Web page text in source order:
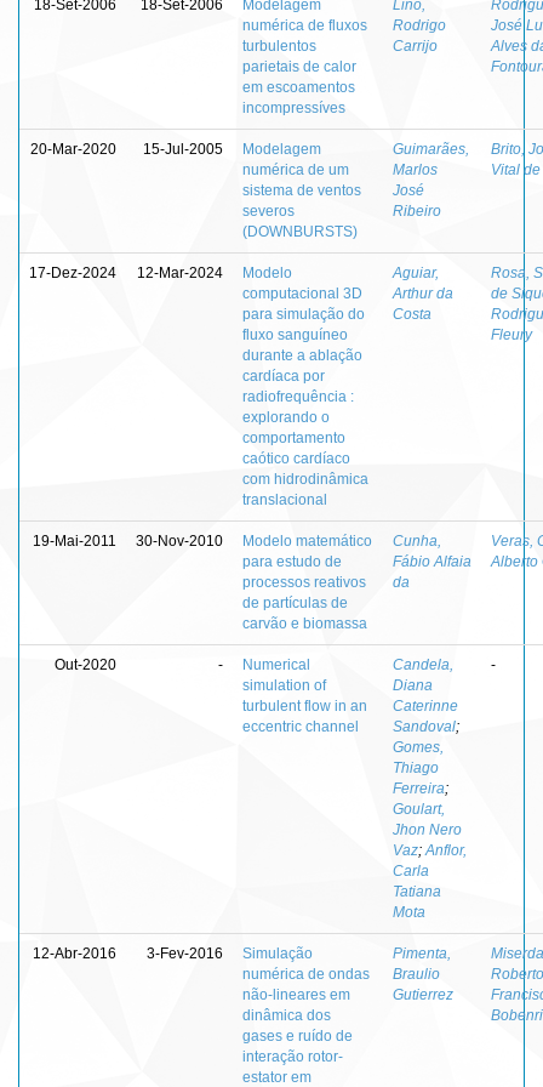
18-Set-2006 18-Set-2006
Modelagem
numérica de fluxos
turbulentos
parietais de calor
em escoamentos
incompressíves
Lino,
Rodrigo
Carrijo
José
Alves
20-Mar-2020 15-Jul-2005
Modelagem
numérica de um
sistema de ventos
severos
(DOWNBURSTS)
Guimarães,
Marlos
José
Ribeiro
Brito,
Vital de
17-Dez-2024 12-Mar-2024
Modelo
computacional 3D
para simulação do
fluxo sanguíneo
durante a ablação
cardíaca por
radiofrequência :
explorando o
comportamento
caótico cardíaco
com hidrodinâmica
translacional
Aguiar,
Arthur da
Costa
Rosa,
de
Fleury
19-Mai-2011 30-Nov-2010
Modelo matemático
para estudo de
processos reativos
de partículas de
carvão e biomassa
Cunha,
Fábio Alfaia
da
Veras,
Alberto
Out-2020 -
Numerical
simulation of
turbulent flow in an
eccentric channel
Candela,
Diana
Caterinne
Sandoval;
Gomes,
Thiago
Ferreira;
Goulart,
Jhon Nero
Vaz; Anflor,
Carla
Tatiana
Mota
-
12-Abr-2016 3-Fev-2016
Simulação
numérica de ondas
não-lineares em
dinâmica dos
gases e ruído de
interação rotor-
estator em
Pimenta,
Braulio
Gutierrez
Roberto